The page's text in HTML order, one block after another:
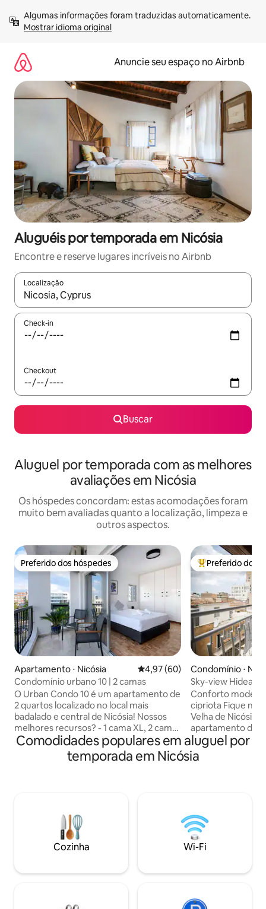
para
Mostrar idioma original
Anuncie seu espaço no Airbnb
Aluguéis por temporada em Nicósia
Encontre e reserve lugares incríveis no Airbnb
Localização
Quando os resultados estiverem disponíveis, explore-os
Check-in
Checkout
Buscar
Aluguel por temporada com as melhores
avaliações em Nicósia
Os hóspedes concordam: estas acomodações foram
muito bem avaliadas quanto a localização, limpeza e
outros aspectos.
Preferido dos hóspedes
Preferido dos hóspedes
Apartamento ⋅ Nicósia 4,97 de uma avaliação média
4,97 (60)
Condomínio urbano 10 | 2 camas
O Urban Condo 10 é um apartamento de
2 quartos localizado no local mais
badalado e central de Nicósia! Nossos
melhores recursos? - 1 cama XL, 2 camas
de solteiro, 1 sofá-cama - Netflix grátis -
Lojas e bares mais badalados na esquina
- Café, produtos de higiene pessoal e
está localizado nas proximidades, onde
você pode nos encontrar pessoalmente
para qualquer assistência pessoal e
desfrutar de cafés especiais e saladas
Entre os
Preferido dos
Condomínio ⋅
Sky-view
estacionamento
Conforto
cipriota Fique no coração da Cidade
Velha de Nicósia
apartamento de
varanda coberta
vistas
Desfrute de uma
privilegiada –
turísticos e cafés
condicionado ✔
guloseimas de boas-
agora!
Comodidades populares em aluguel por
temporada em Nicósia
Cozinha Wi-Fi